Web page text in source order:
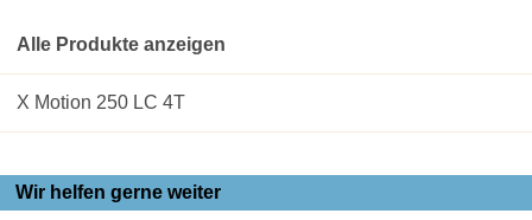
Alle Produkte anzeigen
X Motion 250 LC 4T
Wir helfen gerne weiter